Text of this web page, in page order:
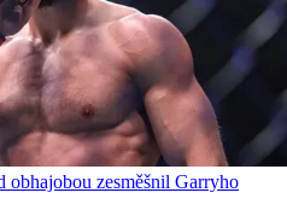
obhajobou zesměšnil Garryho